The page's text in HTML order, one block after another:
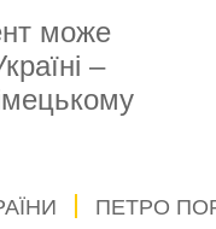
може
–
ПЕТРО